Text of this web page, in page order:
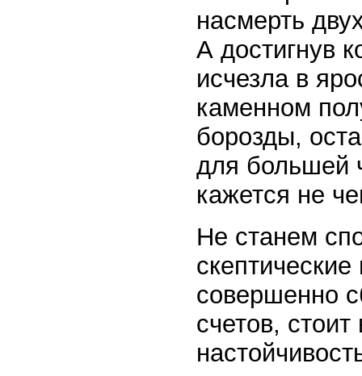
насмерть
А достигнув
исчезла в
каменном
борозды,
для большей
кажется не
Не станем
совершенно
счетов,